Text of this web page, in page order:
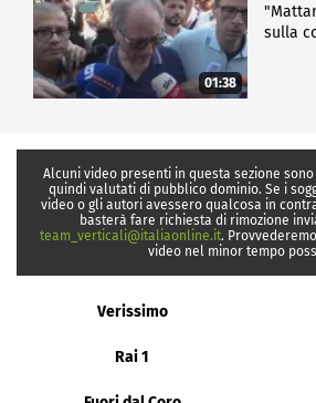
01:38
sulla
Alcuni video presenti in questa sezione
quindi valutati di pubblico dominio. Se i
video o gli autori avessero qualcosa in
basterà fare richiesta di rimozione
team_verticali@italiaonline.it.
video nel minor tempo
Verissimo
Rai 1